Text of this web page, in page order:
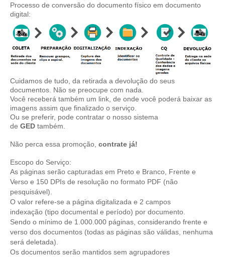
Processo de conversão do documento físico em documento
digital:
Cuidamos de tudo, da retirada a devolução do seus
documentos. Não se preocupe com nada.
Você receberá também um link, de onde você poderá baixar as
imagens assim que finalizado o serviço.
Ou se preferir, pode contratar o nosso sistema
de GED também.
Não perca essa promoção, contrate já!
Escopo do Serviço:
As páginas serão capturadas em Preto e Branco, Frente e
Verso e 150 DPIs de resolução no formato PDF (não
pesquisável).
O valor refere-se a página digitalizada e 2 campos
indexação (tipo documental e período) por documento.
Sendo o mínimo de 1.000.000 páginas, considerando frente e
verso dos documentos (todas as páginas são válidas, nenhuma
será deletada).
Os documentos serão mantidos sem agrupadores